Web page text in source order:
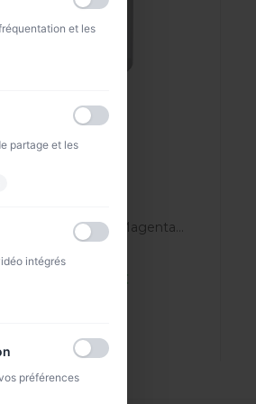
Cartouche d'encre Magenta...
PFI321M
149,90 €
et les
partage et les
intégrés
préférences